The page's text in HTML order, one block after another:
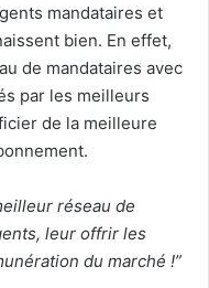
mandataires et
bien. En effet,
de mandataires avec
par les meilleurs
de la meilleure
réseau de
leur offrir les
du marché !”